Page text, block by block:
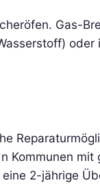
Gas-
oder
mit
2-jährige